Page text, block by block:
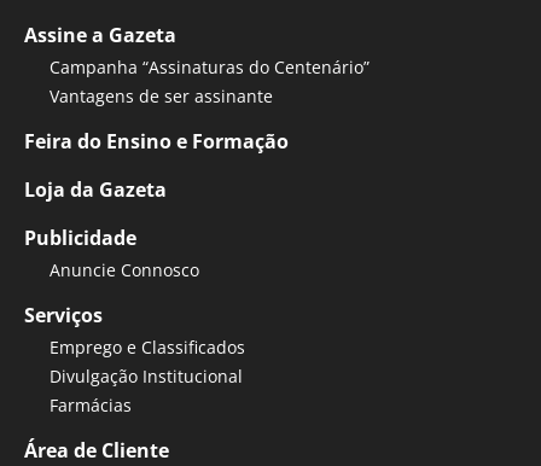
Assine a Gazeta
Campanha “Assinaturas do Centenário”
Vantagens de ser assinante
Feira do Ensino e Formação
Loja da Gazeta
Publicidade
Anuncie Connosco
Serviços
Emprego e Classificados
Divulgação Institucional
Farmácias
Área de Cliente